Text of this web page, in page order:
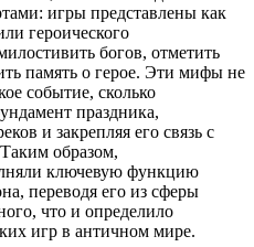
игры представлены как
героического
богов, отметить
память о герое. Эти мифы не
событие, сколько
праздника,
и закрепляя его связь с
образом,
ключевую функцию
переводя его из сферы
что и определило
игр в античном мире.